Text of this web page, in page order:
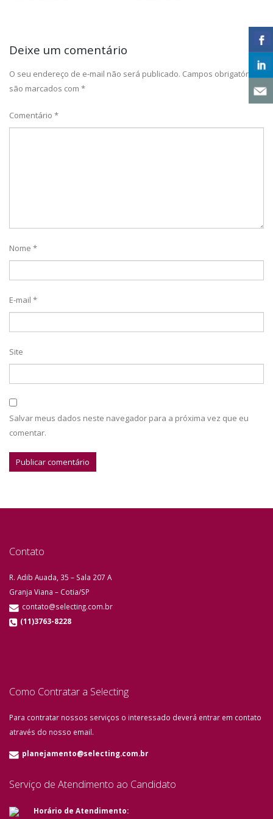
Deixe um comentário
O seu endereço de e-mail não será publicado. Campos obrigatórios
são marcados com *
Comentário *
Nome *
E-mail *
Site
Salvar meus dados neste navegador para a próxima vez que eu
comentar.
Contato
R. Adib Auada, 35 – Sala 207 A
Granja Viana – Cotia/SP
contato@selecting.com.br
(11)3763-8228
Como Contratar a Selecting
Para contratar nossos serviços o interessado deverá entrar em contato
através do nosso email.
planejamento@selecting.com.br
Serviço de Atendimento ao Candidato
Horário de Atendimento: